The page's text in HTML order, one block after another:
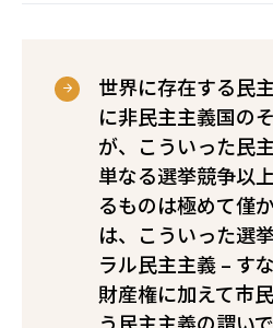
世界に存在する民
に非民主主義国の
が、こういった民
単なる選挙競争以
るものは極めて僅
は、こういった選
ラル民主主義 – す
財産権に加えて市